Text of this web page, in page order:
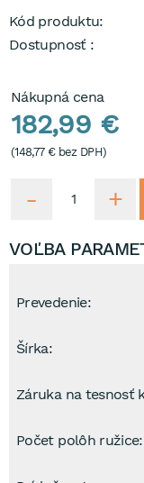
Kód produktu:
Dostupnosť :
Nákupná cena
182,99 €
(148,77 €bez DPH)
VOĽBA
Prevedenie:
Šírka:
Záruka na tesnosť
Počet polôh ružice: